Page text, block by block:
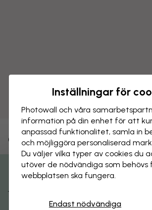
Solnedgång över
CANVASTAVLA
Färdigmonterad och klar att
Inställningar för
Photowall och våra
information på din enhet för att
anpassad funktionalitet, samla in
och möjliggöra personaliserad
Du väljer vilka typer av cookies du
utöver de nödvändiga som
webbplatsen ska fungera.
Endast nödvändiga